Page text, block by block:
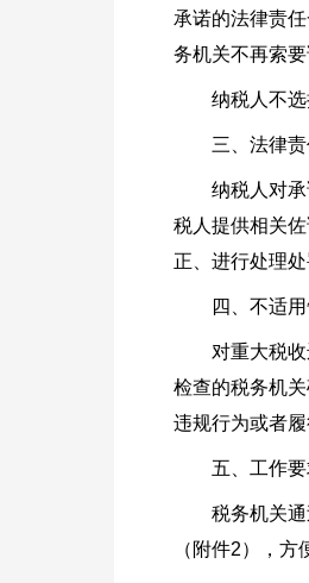
承诺的法律责
务机关不再索
纳税人不选
三、法律责
纳税人对承诺
税人提供相关
正、进行处理
四、不适用
对重大税收违
检查的税务机
违规行为或者
五、工作要
税务机关通过
（附件2），